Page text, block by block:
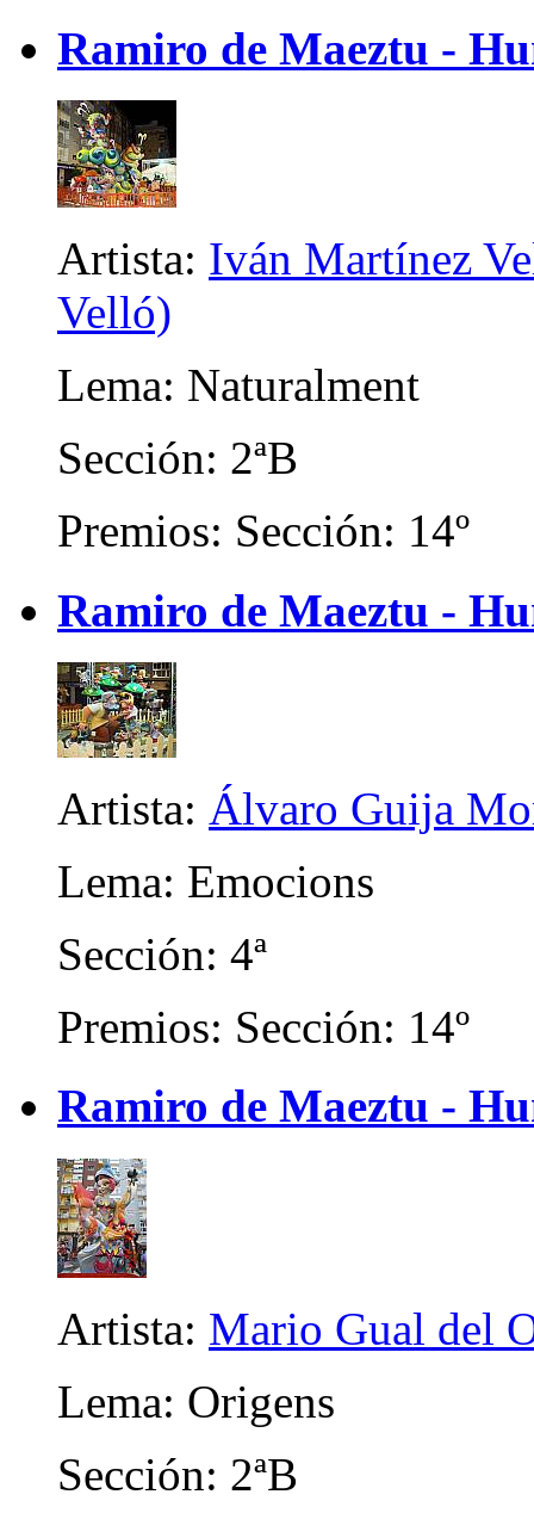
Ramiro de Maeztu -
Artista: Iván Martínez
Velló)
Lema: Naturalment
Sección: 2ªB
Premios: Sección: 14º
Ramiro de Maeztu -
Artista: Álvaro Guija
Lema: Emocions
Sección: 4ª
Premios: Sección: 14º
Ramiro de Maeztu -
Artista: Mario Gual del
Lema: Origens
Sección: 2ªB